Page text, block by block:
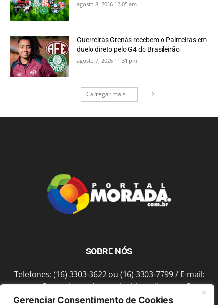
Gerenciar Consentimento de Cookies
agosto 8, 2026 12:05 am
Guerreiras Grenás recebem o Palmeiras em
duelo direto pelo G4 do Brasileirão
agosto 7, 2026 11:31 pm
Carregar mais
SOBRE NÓS
Telefones: (16) 3303-3622 ou (16) 3303-7799 / E-mail:
contato@portalmorada.com.br/ Atendimento: Seg a
Sex das 8h às 18h / Endereço: Av. Bento de Abreu, 889